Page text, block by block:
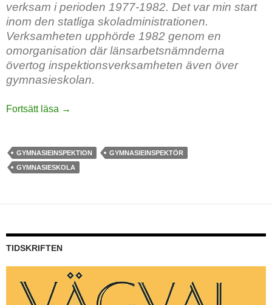
verksam i perioden 1977-1982. Det var min start
inom den statliga skoladministrationen.
Verksamheten upphörde 1982 genom en
omorganisation där länsarbetsnämnderna
övertog inspektionsverksamheten även över
gymnasieskolan.
Fortsätt läsa Minnen från gymnasieinspektionen
→
GYMNASIEINSPEKTION
GYMNASIEINSPEKTÖR
GYMNASIESKOLA
TIDSKRIFTEN